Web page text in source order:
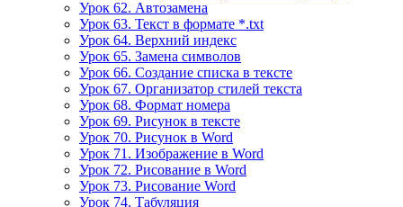
Урок 62. Автозамена
Урок 63. Текст в формате *.txt
Урок 64. Верхний индекс
Урок 65. Замена символов
Урок 66. Создание списка в тексте
Урок 67. Организатор стилей текста
Урок 68. Формат номера
Урок 69. Рисунок в тексте
Урок 70. Рисунок в Word
Урок 71. Изображение в Word
Урок 72. Рисование в Word
Урок 73. Рисование Word
Урок 74. Табуляция